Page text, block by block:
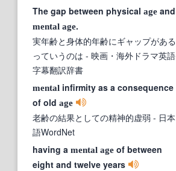
The gap between physical age and
mental age.
実年齢と身体的年齢にギャップがある
っていうのは - 映画・海外ドラマ英語
字幕翻訳辞書
mental infirmity as a consequence
of old age
老齢の結果としての精神的虚弱 - 日本
語WordNet
having a mental age of between
eight and twelve years